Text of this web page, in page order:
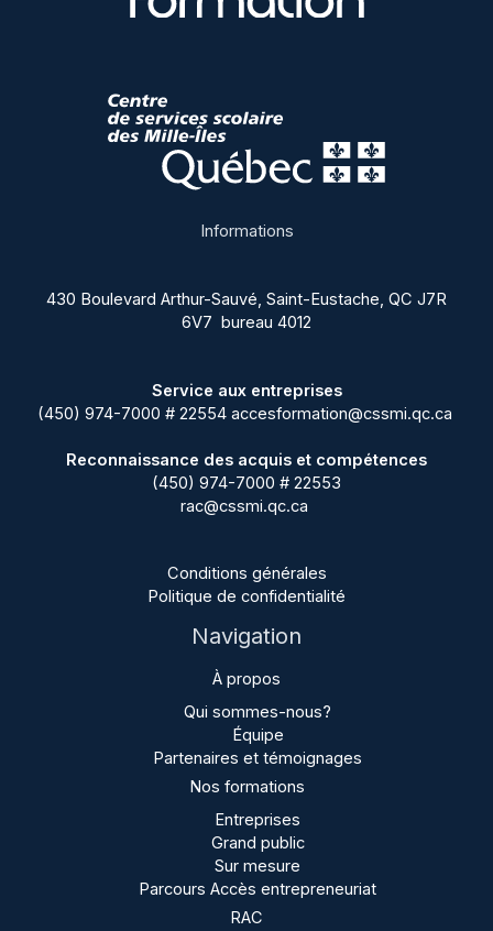
Informations
430 Boulevard Arthur-Sauvé, Saint-Eustache, QC J7R
6V7 bureau 4012
Service aux entreprises
(450) 974-7000 # 22554accesformation@cssmi.qc.ca
Reconnaissance des acquis et compétences
(450) 974-7000 # 22553
rac@cssmi.qc.ca
Conditions générales
Politique de confidentialité
Navigation
À propos
Qui sommes-nous?
Équipe
Partenaires et témoignages
Nos formations
Entreprises
Grand public
Sur mesure
Parcours Accès entrepreneuriat
RAC